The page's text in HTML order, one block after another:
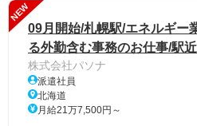
NEW
09月開始/札幌駅/エネルギー
る外勤含む事務のお仕事/駅
株式会社パソナ
派遣社員
北海道
月給21万7,500円～